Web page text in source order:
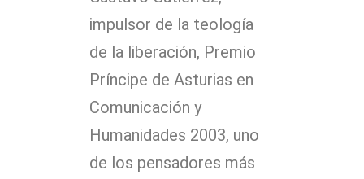
impulsor de la teología
de la liberación, Premio
Príncipe de Asturias en
Comunicación y
Humanidades 2003, uno
de los pensadores más